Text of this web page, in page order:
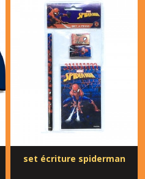
set écriture spiderman